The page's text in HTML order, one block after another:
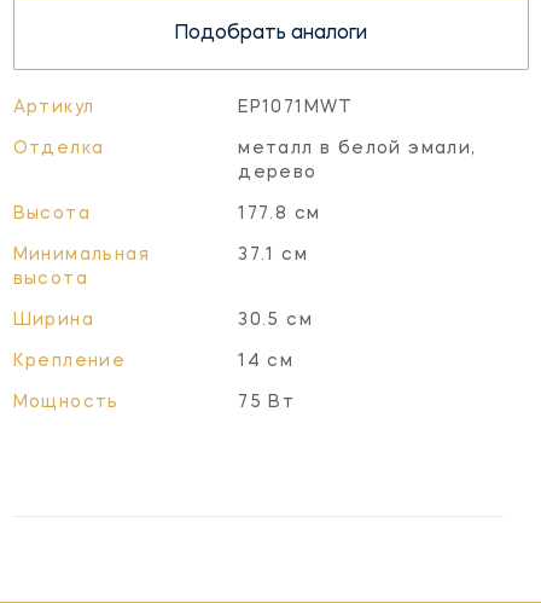
Подобрать аналоги
Артикул EP1071MWT
Отделка
металл в белой эмали,
дерево
Высота 177.8 см
Минимальная
высота
37.1 см
Ширина 30.5 см
Крепление 14 см
Мощность 75 Вт